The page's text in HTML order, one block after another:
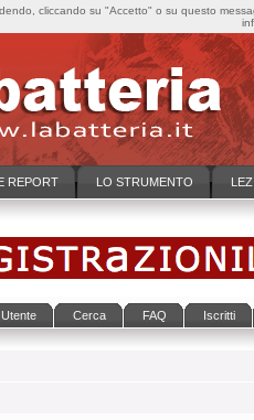
REPORT LO STRUMENTO
Cerca FAQ Iscritti
cliccando su "Accetto" o su questo